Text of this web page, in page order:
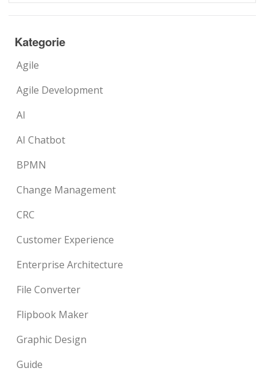
Kategorie
Agile
Agile Development
AI
AI Chatbot
BPMN
Change Management
CRC
Customer Experience
Enterprise Architecture
File Converter
Flipbook Maker
Graphic Design
Guide